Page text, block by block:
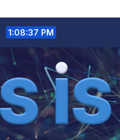
1:08:39 PM